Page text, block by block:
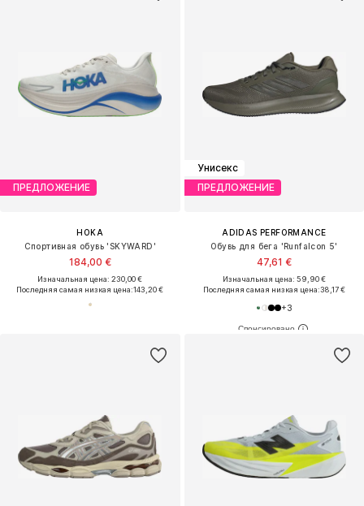
ПРЕДЛОЖЕНИЕ
HOKA
Спортивная обувь 'SKYWARD'
184,00 €
Изначальная цена: 230,00 €
Последняя самая низкая цена:143,20 €
Унисекс
ПРЕДЛОЖЕНИЕ
ADIDAS PERFORMANCE
Обувь для бега 'Runfalcon 5'
47,61 €
Изначальная цена: 59,90 €
Последняя самая низкая цена:38,17 €
+3